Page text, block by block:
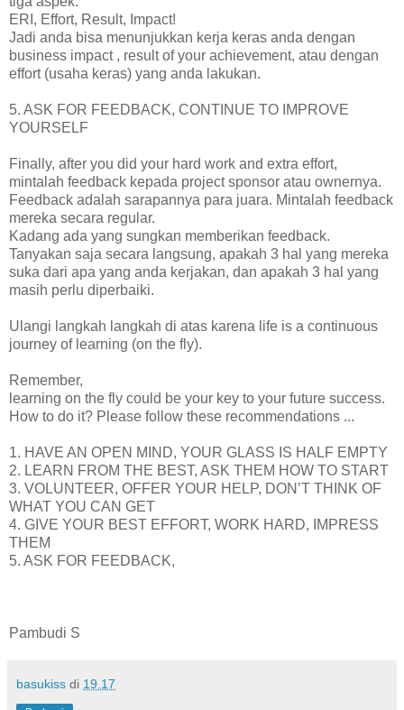
ERI, Effort, Result, Impact!
Jadi anda bisa menunjukkan kerja keras anda dengan
business impact , result of your achievement, atau dengan
effort (usaha keras) yang anda lakukan.
5. ASK FOR FEEDBACK, CONTINUE TO IMPROVE
YOURSELF
Finally, after you did your hard work and extra effort,
mintalah feedback kepada project sponsor atau ownernya.
Feedback adalah sarapannya para juara. Mintalah feedback
mereka secara regular.
Kadang ada yang sungkan memberikan feedback.
Tanyakan saja secara langsung, apakah 3 hal yang mereka
suka dari apa yang anda kerjakan, dan apakah 3 hal yang
masih perlu diperbaiki.
Ulangi langkah langkah di atas karena life is a continuous
journey of learning (on the fly).
Remember,
learning on the fly could be your key to your future success.
How to do it? Please follow these recommendations ...
1. HAVE AN OPEN MIND, YOUR GLASS IS HALF EMPTY
2. LEARN FROM THE BEST, ASK THEM HOW TO START
3. VOLUNTEER, OFFER YOUR HELP, DON’T THINK OF
WHAT YOU CAN GET
4. GIVE YOUR BEST EFFORT, WORK HARD, IMPRESS
THEM
5. ASK FOR FEEDBACK,
Pambudi S
basukiss di 19.17